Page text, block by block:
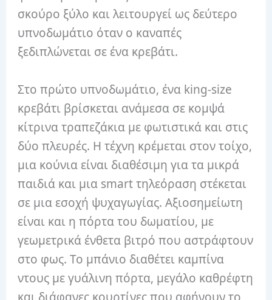
σκούρο ξύλο και λειτουργεί ως δεύτερο
υπνοδωμάτιο όταν ο καναπές
ξεδιπλώνεται σε ένα κρεβάτι.
Στο πρώτο υπνοδωμάτιο, ένα king-size
κρεβάτι βρίσκεται ανάμεσα σε κομψά
κίτρινα τραπεζάκια με φωτιστικά και στις
δύο πλευρές. Η τέχνη κρέμεται στον τοίχο,
μια κούνια είναι διαθέσιμη για τα μικρά
παιδιά και μια smart τηλεόραση στέκεται
σε μια εσοχή ψυχαγωγίας. Αξιοσημείωτη
είναι και η πόρτα του δωματίου, με
γεωμετρικά ένθετα βιτρό που αστράφτουν
στο φως. Το μπάνιο διαθέτει καμπίνα
ντους με γυάλινη πόρτα, μεγάλο καθρέφτη
και διάφανες κουρτίνες που αφήνουν το